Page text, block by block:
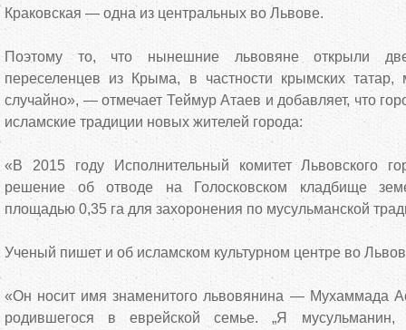
Краковская — одна из центральных во Львове.
Поэтому то, что нынешние львовяне открыли
переселенцев из Крыма, в частности крымских
случайно», — отмечает Теймур Атаев и добавляет, что
исламские традиции новых жителей города:
«В 2015 году Исполнительный комитет Львовского
решение об отводе на Голосковском кладбище
площадью 0,35 га для захоронения по мусульманской
Ученый пишет и об исламском культурном центре во
«Он носит имя знаменитого львовянина — Мухаммада
родившегося в еврейской семье. „Я